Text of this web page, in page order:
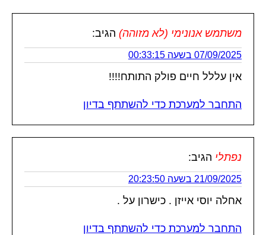
משתמש אנונימי (לא מזוהה) הגיב:
07/09/2025 בשעה 00:33:15
אין עללל חיים פולק התותח!!!!
התחבר למערכת כדי להשתתף בדיון
נפתלי הגיב:
21/09/2025 בשעה 20:23:50
אחלה יוסי אייזן . כישרון על .
התחבר למערכת כדי להשתתף בדיון